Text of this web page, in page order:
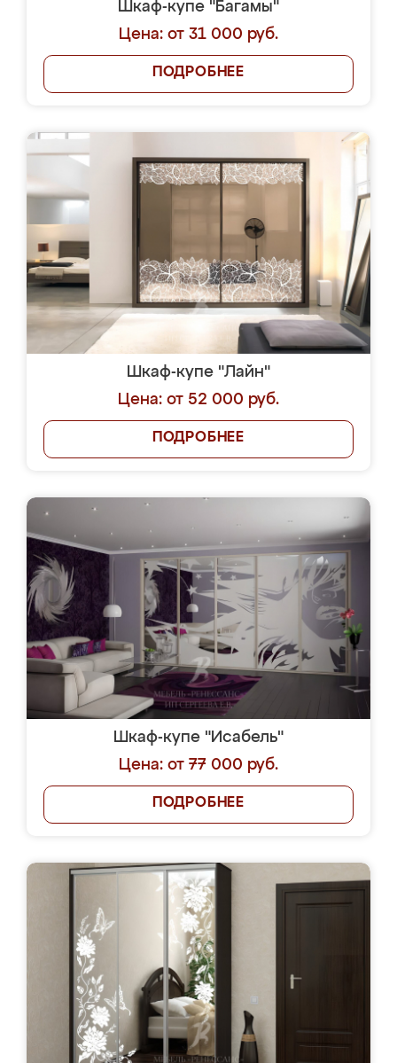
Шкаф-купе "Багамы"
Цена: от 31 000 руб.
ПОДРОБНЕЕ
Шкаф-купе "Лайн"
Цена: от 52 000 руб.
ПОДРОБНЕЕ
Шкаф-купе "Исабель"
Цена: от 77 000 руб.
ПОДРОБНЕЕ